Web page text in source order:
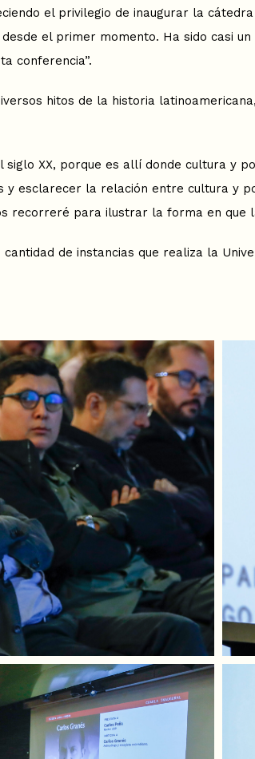
el privilegio de inaugurar la
el primer momento. Ha sido casi
conferencia”.
hitos de la historia
siglo XX, porque es allí donde cultura y
y esclarecer la relación entre cultura y
recorreré para ilustrar la forma en que
de instancias que realiza la